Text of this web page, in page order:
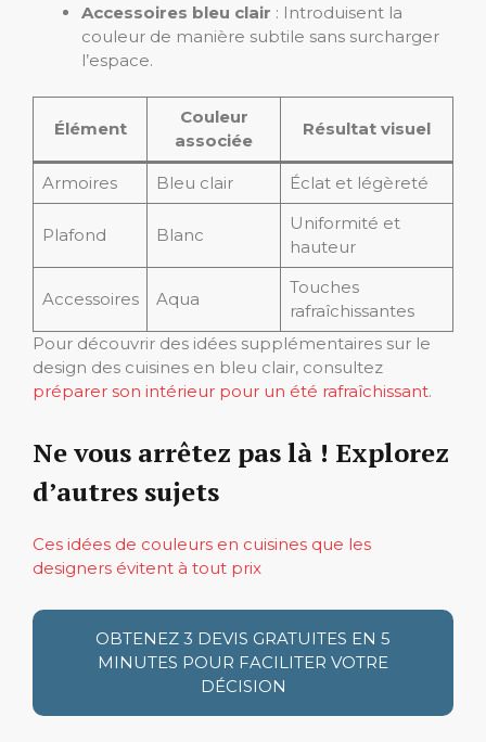
Accessoires bleu clair : Introduisent la
couleur de manière subtile sans surcharger
l’espace.
Élément
Couleur
associée
Résultat visuel
Armoires Bleu clair Éclat et légèreté
Plafond Blanc
Uniformité et
hauteur
Accessoires Aqua
Touches
rafraîchissantes
Pour découvrir des idées supplémentaires sur le
design des cuisines en bleu clair, consultez
préparer son intérieur pour un été rafraîchissant.
Ne vous arrêtez pas là ! Explorez
d’autres sujets
Ces idées de couleurs en cuisines que les
designers évitent à tout prix
OBTENEZ 3 DEVIS GRATUITES EN 5
MINUTES POUR FACILITER VOTRE
DÉCISION